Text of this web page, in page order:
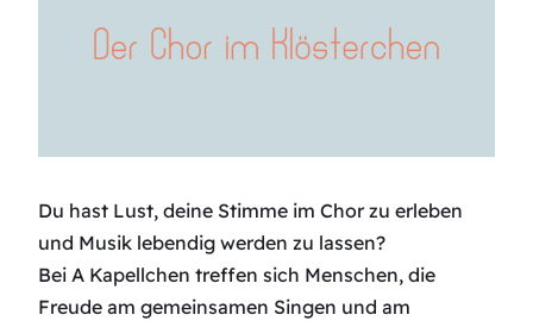
Du hast Lust, deine Stimme im Chor zu erleben
und Musik lebendig werden zu lassen?
Bei A Kapellchen treffen sich Menschen, die
Freude am gemeinsamen Singen und am